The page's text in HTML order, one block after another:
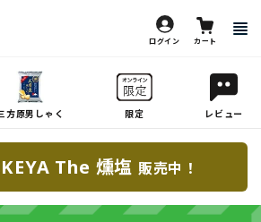
ログイン カート
方原男しゃく 限定 レビュー
The 燻塩 販売中！